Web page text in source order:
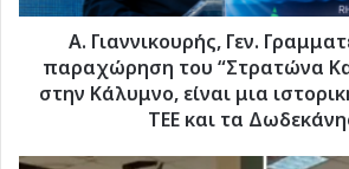
“Στρατώνα
Καραμπινιέρων”
στην
Κάλυμνο,
ιστορική
Α. Γιαννικουρής, Γεν.
παραχώρηση του “Στρατώνα
στην Κάλυμνο, είναι μια
ΤΕΕ και τα